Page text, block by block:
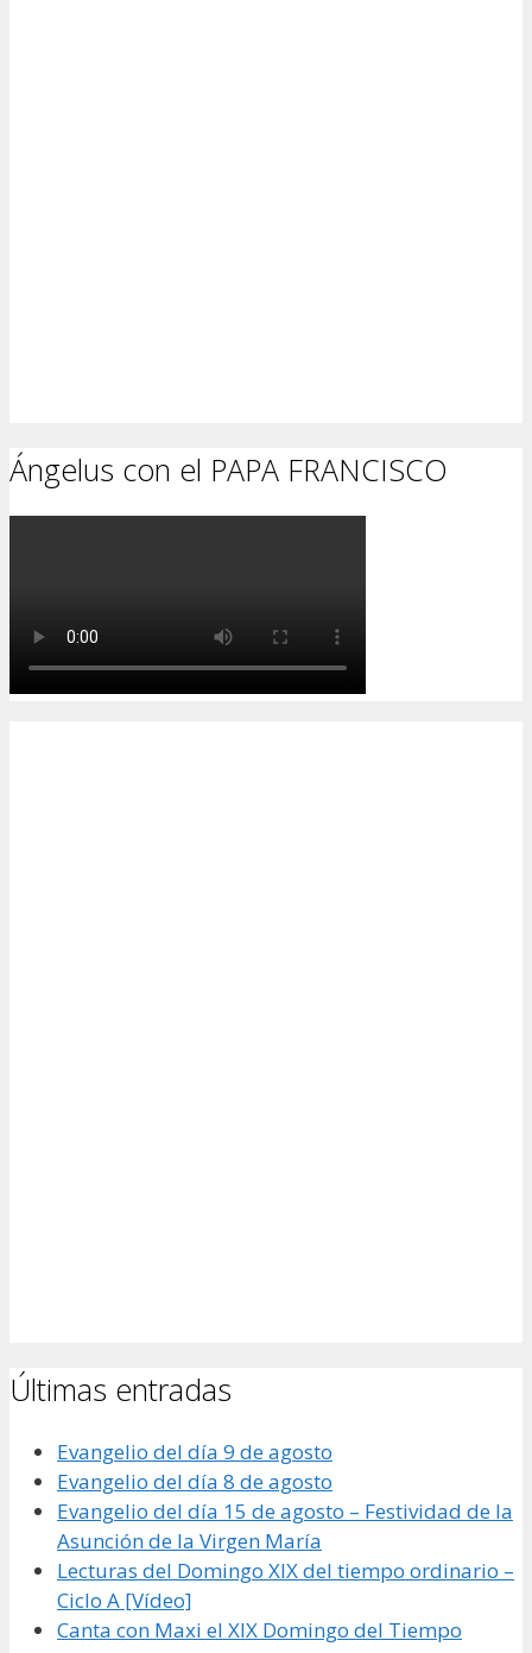
Ángelus con el PAPA FRANCISCO
Últimas entradas
Evangelio del día 9 de agosto
Evangelio del día 8 de agosto
Evangelio del día 15 de agosto – Festividad de la
Asunción de la Virgen María
Lecturas del Domingo XIX del tiempo ordinario –
Ciclo A [Vídeo]
Canta con Maxi el XIX Domingo del Tiempo